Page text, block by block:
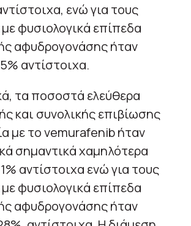
ενώ για τους
φυσιολογικά επίπεδα
αφυδρογονάσης ήταν
αντίστοιχα.
τα ποσοστά ελεύθερα
και συνολικής επιβίωσης
με το vemurafenib ήταν
σημαντικά χαμηλότερα
αντίστοιχα ενώ για τους
φυσιολογικά επίπεδα
αφυδρογονάσης ήταν